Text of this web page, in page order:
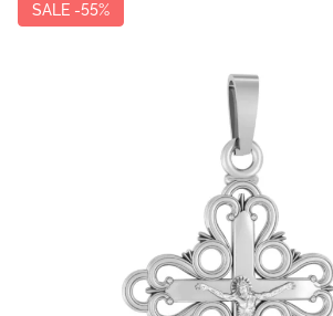
SALE -55%